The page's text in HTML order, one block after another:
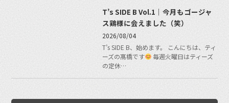
T’s SIDE B Vol.1｜今月もゴージャ
ス鶏様に会えました（笑）
2026/08/04
T’s SIDE B、始めます。 こんにちは、ティ
ーズの髙橋です
毎週火曜日はティーズ
の定休…